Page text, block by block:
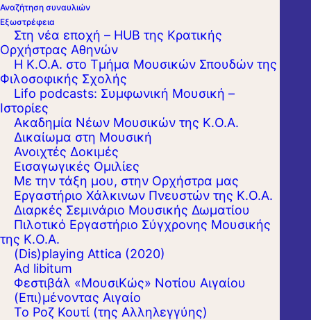
Αναζήτηση συναυλιών
Εξωστρέφεια
Στη νέα εποχή – HUB της Κρατικής
Ορχήστρας Αθηνών
Η Κ.Ο.Α. στο Τμήμα Μουσικών Σπουδών της
Φιλοσοφικής Σχολής
Lifo podcasts: Συμφωνική Μουσική –
Ιστορίες
Ακαδημία Νέων Μουσικών της Κ.Ο.Α.
Δικαίωμα στη Μουσική
Ανοιχτές Δοκιμές
Εισαγωγικές Ομιλίες
Με την τάξη μου, στην Ορχήστρα μας
Εργαστήριo Χάλκινων Πνευστών της Κ.Ο.Α.
Διαρκές Σεμινάριο Μουσικής Δωματίου
Πιλοτικό Εργαστήριο Σύγχρονης Μουσικής
της Κ.Ο.Α.
(Dis)playing Attica (2020)
Ad libitum
Φεστιβάλ «ΜουσιΚώς» Νοτίου Αιγαίου
(Επι)μένοντας Αιγαίο
Το Ροζ Κουτί (της Αλληλεγγύης)